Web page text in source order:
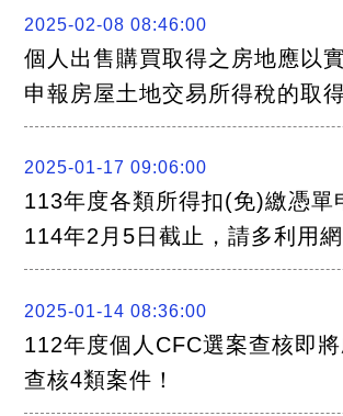
2025-02-08 08:46:00
個人出售購買取得之房地應以
申報房屋土地交易所得稅的取
2025-01-17 09:06:00
113年度各類所得扣(免)繳憑單
114年2月5日截止，請多利用
2025-01-14 08:36:00
112年度個人CFC選案查核即
查核4類案件！